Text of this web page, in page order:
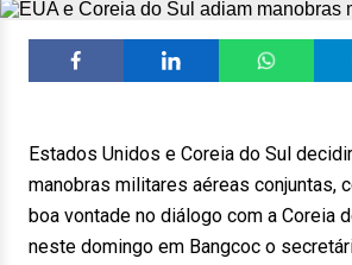
Estados Unidos e Coreia do Sul
manobras militares aéreas conjuntas,
boa vontade no diálogo com a Coreia
neste domingo em Bangcoc o